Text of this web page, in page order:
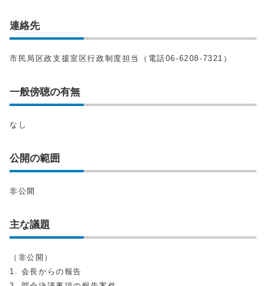
連絡先
市民局区政支援室区行政制度担当（電話06-6208-7321）
一般傍聴の有無
なし
公開の範囲
非公開
主な議題
（非公開）
1. 会長からの報告